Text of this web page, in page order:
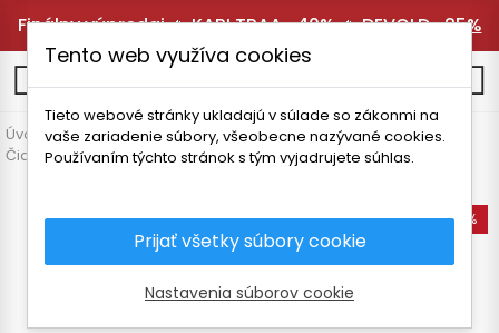
Finálny výpredaj 🔥KARI TRAA -40%🔥DEVOLD -25%
Úvodná stránka Detské oblečenie
Doplnky
Čiapky a čelenky
SKOGSTAD TROLLA DETSKÁ ČELENKA
-45%
Tento web využíva cookies
Tieto webové stránky ukladajú v súlade so zákonmi na
vaše zariadenie súbory, všeobecne nazývané cookies.
Používaním týchto stránok s tým vyjadrujete súhlas.
Prijať všetky súbory cookie
Nastavenia súborov cookie